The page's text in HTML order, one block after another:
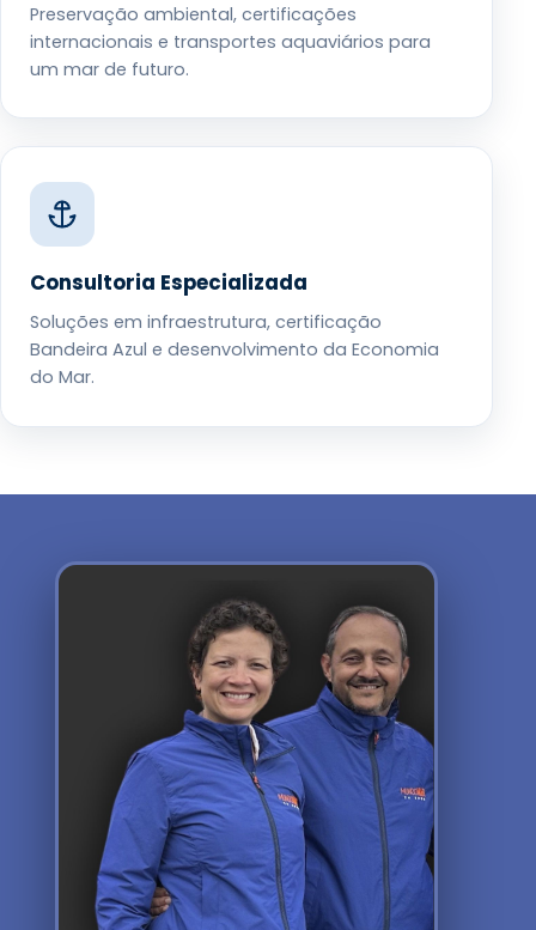
Preservação ambiental, certificações
internacionais e transportes aquaviários para
um mar de futuro.
Consultoria Especializada
Soluções em infraestrutura, certificação
Bandeira Azul e desenvolvimento da Economia
do Mar.